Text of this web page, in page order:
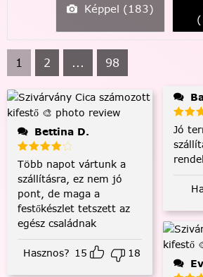
Képpel (183)
(
1 2 ... 98
Bettina D.
Több napot vártunk a
szállításra, ez nem jó
pont, de maga a
festőkészlet tetszett az
egész családnak
Hasznos? 15 18
Jó